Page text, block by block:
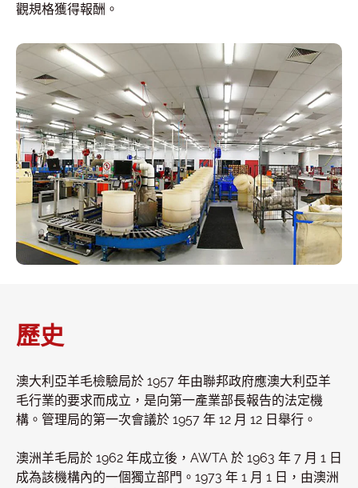
觀規格獲得報酬。
歷史
澳大利亞羊毛檢驗局於 1957 年由聯邦政府應澳大利亞羊
毛行業的要求而成立，是向第一產業部長報告的法定機
構。管理局的第一次會議於 1957 年 12 月 12 日舉行。
澳洲羊毛局於 1962 年成立後，AWTA 於 1963 年 7 月 1 日
成為該機構內的一個獨立部門。1973 年 1 月 1 日，由澳洲